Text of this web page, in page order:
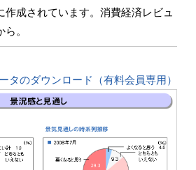
作成されています。消費経済レビュ
ら。
タのダウンロード（有料会員専用）